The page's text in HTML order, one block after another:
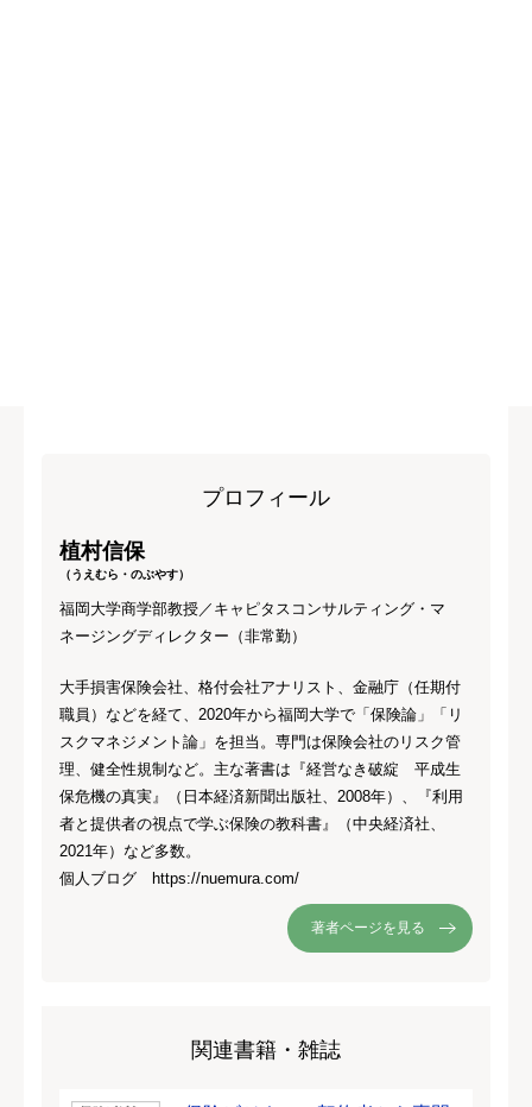
プロフィール
植村信保
（うえむら・のぶやす）
福岡大学商学部教授／キャピタスコンサルティング・マ
ネージングディレクター（非常勤）
大手損害保険会社、格付会社アナリスト、金融庁（任期付
職員）などを経て、2020年から福岡大学で「保険論」「リ
スクマネジメント論」を担当。専門は保険会社のリスク管
理、健全性規制など。主な著書は『経営なき破綻 平成生
保危機の真実』（日本経済新聞出版社、2008年）、『利用
者と提供者の視点で学ぶ保険の教科書』（中央経済社、
2021年）など多数。
個人ブログ https://nuemura.com/
著者ページを見る
関連書籍・雑誌